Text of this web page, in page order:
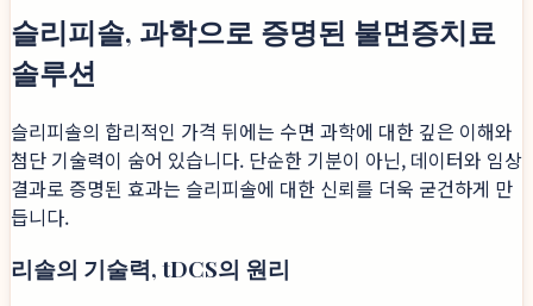
슬리피솔, 과학으로 증명된 불면증치료
솔루션
슬리피솔의 합리적인 가격 뒤에는 수면 과학에 대한 깊은 이해와
첨단 기술력이 숨어 있습니다. 단순한 기분이 아닌, 데이터와 임상
결과로 증명된 효과는 슬리피솔에 대한 신뢰를 더욱 굳건하게 만
듭니다.
리솔의 기술력, tDCS의 원리